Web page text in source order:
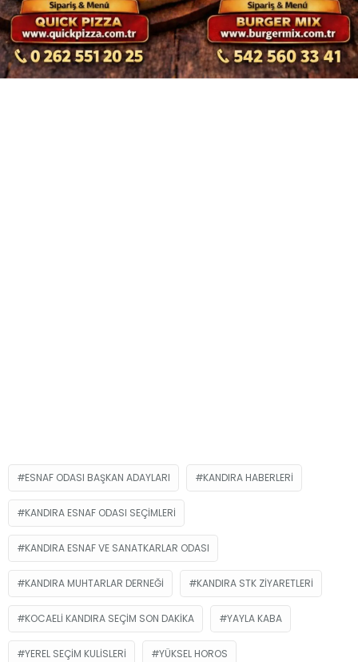
ESNAF ODASI BAŞKAN ADAYLARI KANDIRA HABERLERİ
KANDIRA ESNAF ODASI SEÇIMLERI
KANDIRA ESNAF VE SANATKARLAR ODASI
KANDIRA MUHTARLAR DERNEĞI KANDIRA STK ZIYARETLERI
KOCAELI KANDIRA SEÇIM SON DAKIKA YAYLA KABA
YEREL SEÇIM KULISLERI YÜKSEL HOROS